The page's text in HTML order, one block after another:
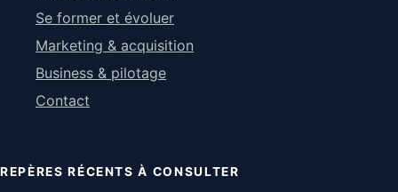
Se former et évoluer
Marketing & acquisition
Business & pilotage
Contact
REPÈRES RÉCENTS À CONSULTER